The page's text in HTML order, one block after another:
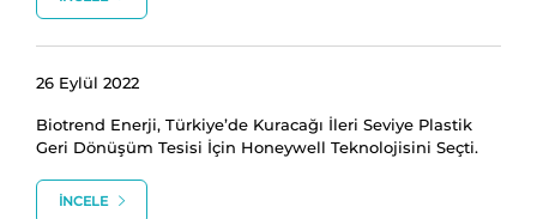
26 Eylül 2022
Biotrend Enerji, Türkiye’de Kuracağı İleri Seviye Plastik
Geri Dönüşüm Tesisi İçin Honeywell Teknolojisini Seçti.
İNCELE